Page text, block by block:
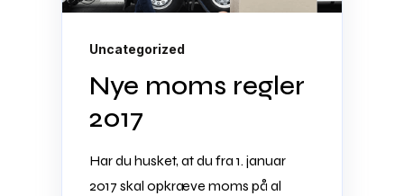
Uncategorized
Nye moms regler
2017
Har du husket, at du fra 1. januar
2017 skal opkræve moms på al